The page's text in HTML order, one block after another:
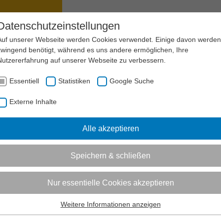
SPORTENTWICKLUNG
INTERNETRECHT AKTUELL:
URHEBERRECHTS- UND MARKENVERLETZUNGEN
Informationen zum Readspeaker öffnen
und Markenverletzungen
und Schadensersatz
auf seiner Homepage beispielsweise Bilder, Texte,
stellen bzw. veröffentlichten und beachtet er dabei
liegenden Urheber- und Markenrechte, werden diese
von Vorschriften des Urhebergesetzes, kann der Verein
unserer Webseite werden Cookies verwendet. Einige davon werden
benötigt, während es uns andere ermöglichen, Ihre
auf unserer Webseite zu verbessern.
Essentiell Statistiken Google Suche
Externe Inhalte
Alle akzeptieren
Speichern & schließen
Nur essentielle Cookies akzeptieren
Weitere Informationen anzeigen